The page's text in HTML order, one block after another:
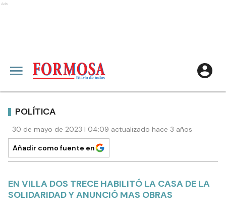
Ads
POLÍTICA
30 de mayo de 2023 | 04:09 actualizado hace 3 años
Añadir como fuente en
EN VILLA DOS TRECE HABILITÓ LA CASA DE LA
SOLIDARIDAD Y ANUNCIÓ MAS OBRAS